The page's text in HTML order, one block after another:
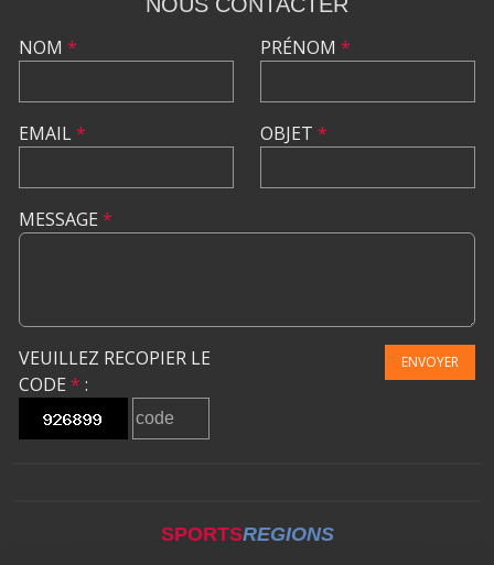
NOM *
EMAIL*
PRÉNOM *
OBJET *
MESSAGE *
VEUILLEZ RECOPIER LE
CODE * :
ENVOYER
SPORTSREGIONS